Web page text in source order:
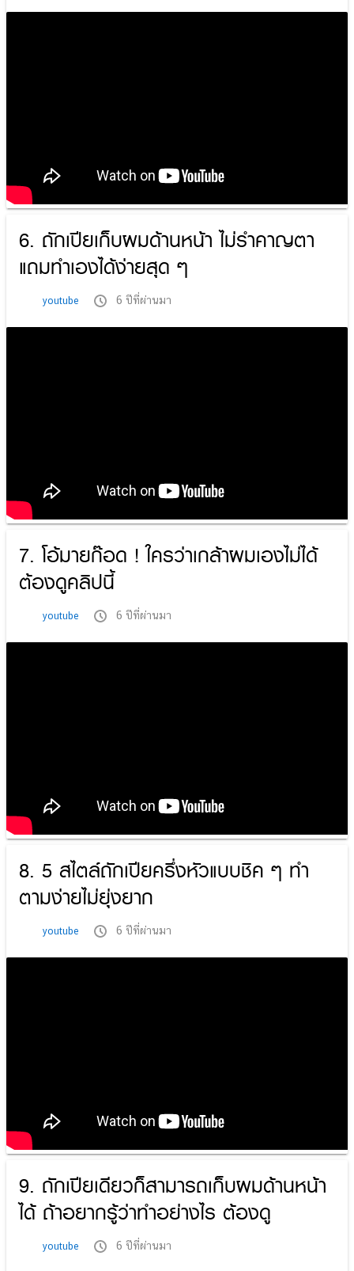
6. ถักเปียเก็บผมด้านหน้า ไม่รำคาญตา
แถมทำเองได้ง่ายสุด ๆ
youtube 6 ปีที่ผ่านมา
7. โอ้มายก๊อด ! ใครว่าเกล้าผมเองไม่ได้
ต้องดูคลิปนี้
youtube 6 ปีที่ผ่านมา
8. 5 สไตล์ถักเปียครึ่งหัวแบบชิค ๆ ทำ
ตามง่ายไม่ยุ่งยาก
youtube 6 ปีที่ผ่านมา
9. ถักเปียเดียวก็สามารถเก็บผมด้านหน้า
ได้ ถ้าอยากรู้ว่าทำอย่างไร ต้องดู
youtube 6 ปีที่ผ่านมา